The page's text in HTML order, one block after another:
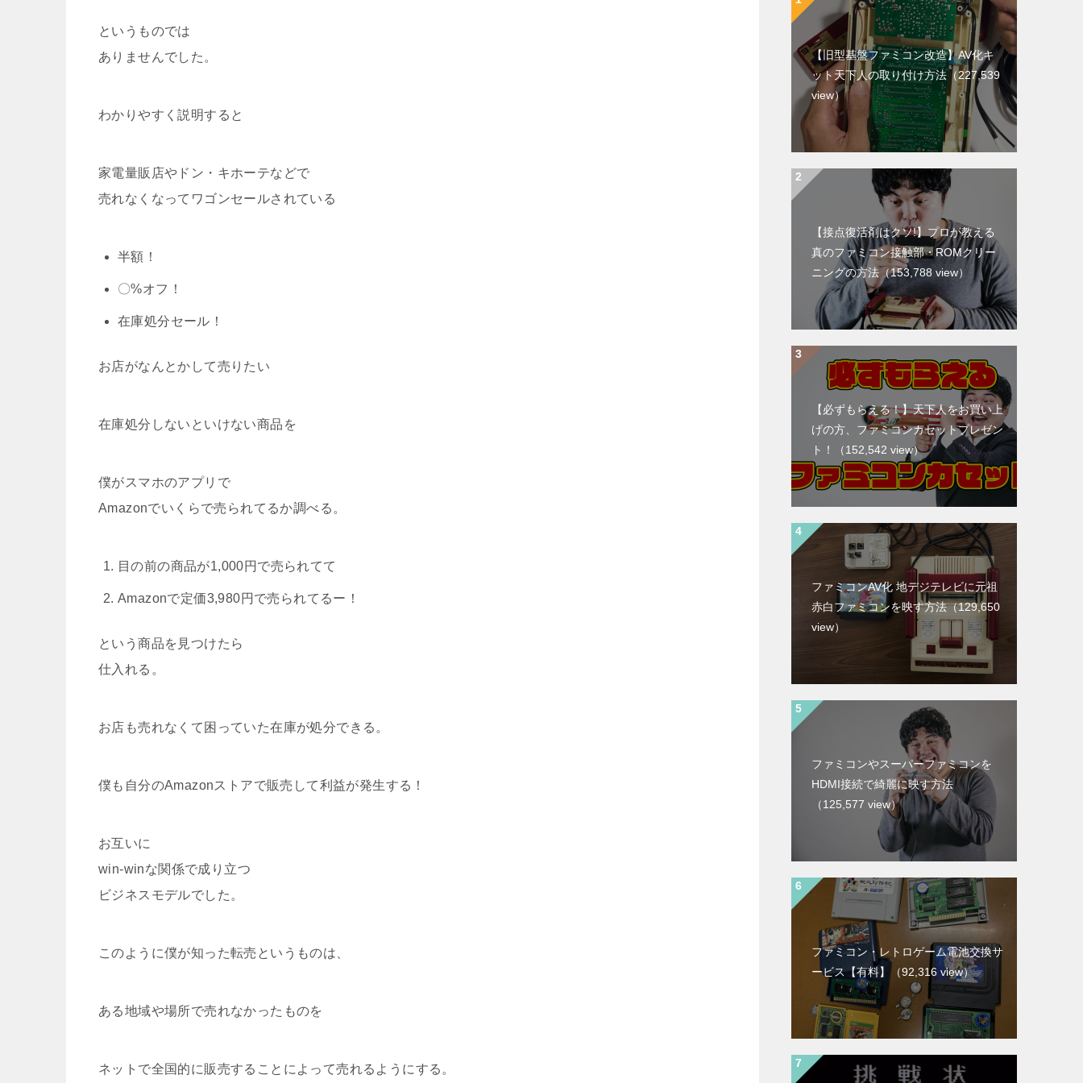
というものでは
ありませんでした。
わかりやすく説明すると
家電量販店やドン・キホーテなどで
売れなくなってワゴンセールされている
半額！
〇%オフ！
在庫処分セール！
お店がなんとかして売りたい
在庫処分しないといけない商品を
僕がスマホのアプリで
Amazonでいくらで売られてるか調べる。
目の前の商品が1,000円で売られてて
Amazonで定価3,980円で売られてるー！
という商品を見つけたら
仕入れる。
お店も売れなくて困っていた在庫が処分できる。
僕も自分のAmazonストアで販売して利益が発生する！
お互いに
win-winな関係で成り立つ
ビジネスモデルでした。
このように僕が知った転売というものは、
ある地域や場所で売れなかったものを
ネットで全国的に販売することによって売れるようにする。
【旧型基盤ファミコン改造】AV化キ
ット天下人の取り付け方法 （227,539
view）
【接点復活剤はクソ!】プロが教える
真のファミコン接触部・ROMクリー
ニングの方法 （153,788 view）
【必ずもらえる！】天下人をお買い上
げの方、ファミコンカセットプレゼン
ト！
（152,542 view）
ファミコンAV化 地デジテレビに元祖
赤白ファミコンを映す方法（129,650
view）
ファミコンやスーパーファミコンを
HDMI接続で綺麗に映す方法
（125,577 view）
ファミコン・レトロゲーム電池交換サ
ービス【有料】 （92,316 view）